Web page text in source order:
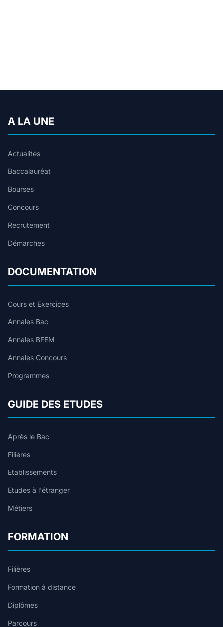
A LA UNE
Actualités
Baccalauréat
Bourses
Concours
Recrutement
Démarches
DOCUMENTATION
Cours et Exercices
Annales Bac
Annales BFEM
Annales Concours
Programmes
GUIDE DES ETUDES
Après le Bac
Filières
Etablissements
Etudes à l'étranger
Métiers
FORMATION
Filières
Formation à distance
Diplômes
Parcours